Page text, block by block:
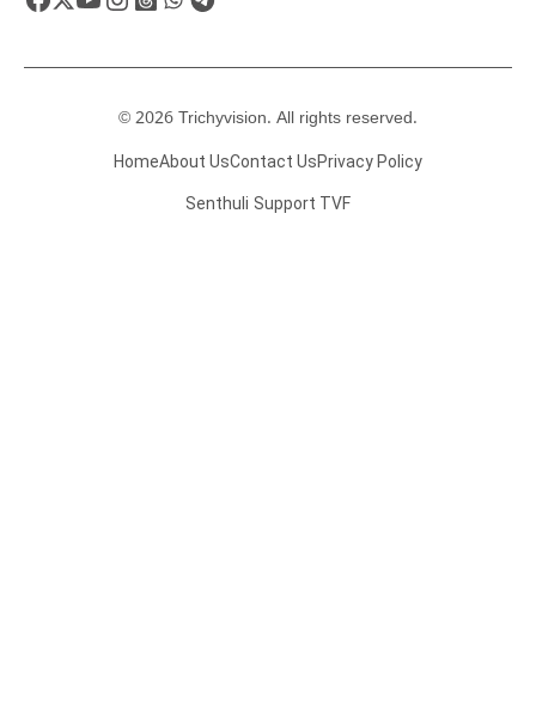
© 2026 Trichyvision. All rights reserved.
HomeAbout UsContact UsPrivacy Policy
Senthuli Support TVF